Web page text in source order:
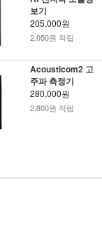
보기
205,000원
2,050원 적립
Acousticom2 고
주파 측정기
280,000원
2,800원 적립